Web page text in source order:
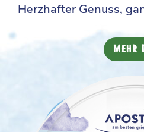
Herzhafter Genuss,
MEHR